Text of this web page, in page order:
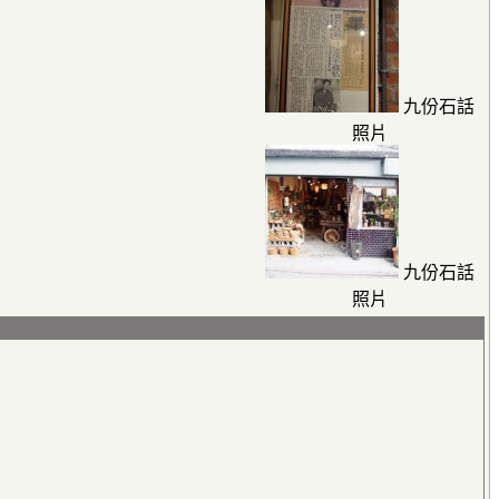
九份石話
照片
九份石話
照片